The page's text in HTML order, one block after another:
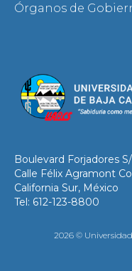
Órganos de
Boulevard Forjadores
Calle Félix Agramont
California Sur, México
Tel: 612-123-8800
2026 ©